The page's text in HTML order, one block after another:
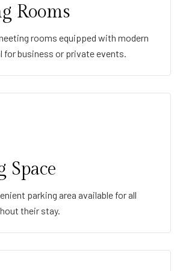
Rooms
rooms equipped with modern
for business or private events.
Space
parking area available for all
their stay.